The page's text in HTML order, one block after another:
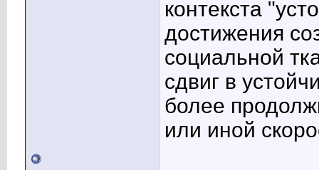
контекста
достижения
социальной
сдвиг в
более
или иной